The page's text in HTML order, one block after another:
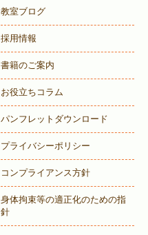
教室ブログ
採用情報
書籍のご案内
お役立ちコラム
パンフレットダウンロード
プライバシーポリシー
コンプライアンス方針
身体拘束等の適正化のための指
針